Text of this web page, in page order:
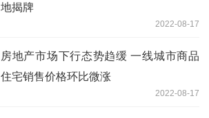
地揭牌
2022-08-17
房地产市场下行态势趋缓 一线城市商品
住宅销售价格环比微涨
2022-08-17